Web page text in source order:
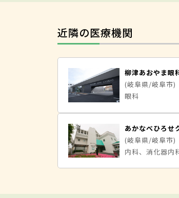
近隣の医療機関
柳津あおやま眼
(岐阜県/岐阜市)
眼科
あかなべひろせ
(岐阜県/岐阜市)
内科、消化器内